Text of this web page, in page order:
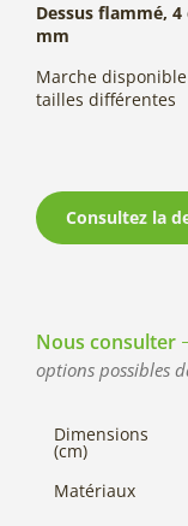
Dessus flammé,
mm
Marche
tailles différentes
Consultez la
Nous consulter
options possibles
Dimensions
(cm)
Matériaux